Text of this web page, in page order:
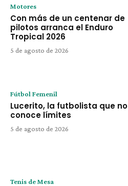
Motores
Con más de un centenar de
pilotos arranca el Enduro
Tropical 2026
5 de agosto de 2026
Fútbol Femenil
Lucerito, la futbolista que no
conoce límites
5 de agosto de 2026
Tenis de Mesa